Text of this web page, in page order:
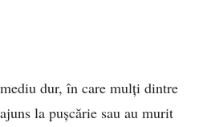
dur, în care mulți dintre
la pușcărie sau au murit